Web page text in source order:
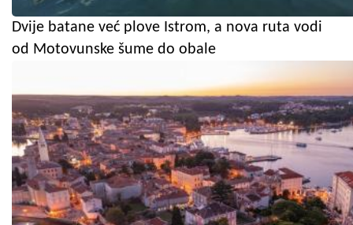
Dvije batane već plove Istrom, a nova ruta vodi
od Motovunske šume do obale